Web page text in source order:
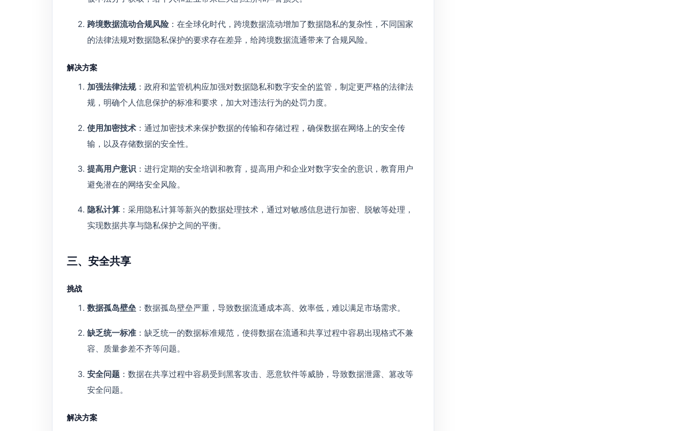
跨境数据流动合规风险：在全球化时代，跨境数据流动增加了数据隐私的复杂性，不同国家
的法律法规对数据隐私保护的要求存在差异，给跨境数据流通带来了合规风险。
解决方案
加强法律法规：政府和监管机构应加强对数据隐私和数字安全的监管，制定更严格的法律法
规，明确个人信息保护的标准和要求，加大对违法行为的处罚力度。
使用加密技术 ：通过加密技术来保护数据的传输和存储过程，确保数据在网络上的安全传
输，以及存储数据的安全性。
提高用户意识 ：进行定期的安全培训和教育，提高用户和企业对数字安全的意识，教育用户
避免潜在的网络安全风险。
隐私计算 ：采用隐私计算等新兴的数据处理技术，通过对敏感信息进行加密、脱敏等处理，
实现数据共享与隐私保护之间的平衡。
三、安全共享
挑战
数据孤岛壁垒 ：数据孤岛壁垒严重，导致数据流通成本高、效率低，难以满足市场需求。
缺乏统一标准 ：缺乏统一的数据标准规范，使得数据在流通和共享过程中容易出现格式不兼
容、质量参差不齐等问题。
安全问题 ：数据在共享过程中容易受到黑客攻击、恶意软件等威胁，导致数据泄露、篡改等
安全问题。
解决方案